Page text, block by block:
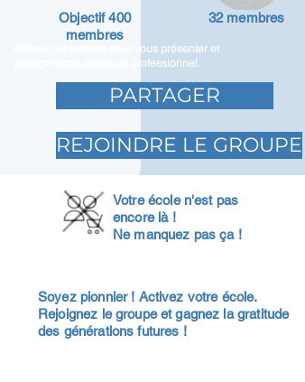
Utilisez cet espace pour vous présenter et
partager votre parcours professionnel.
Objectif 400
membres
32 membres
PARTAGER
REJOINDRE LE GROUPE
Votre école n'est pas
encore là !
Ne manquez pas ça !
Soyez pionnier ! Activez votre école.
Rejoignez le groupe et gagnez la gratitude
des générations futures !